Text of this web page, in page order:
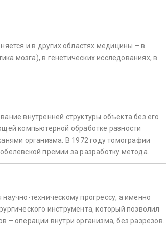
и в других областях медицины – в
мозга), в генетических исследованиях, в
внутренней структуры объекта без его
компьютерной обработке разности
организма. В 1972 году томографии
премии за разработку метода.
техническому прогрессу, а именно
инструмента, который позволил
– операции внутри организма, без разрезов.